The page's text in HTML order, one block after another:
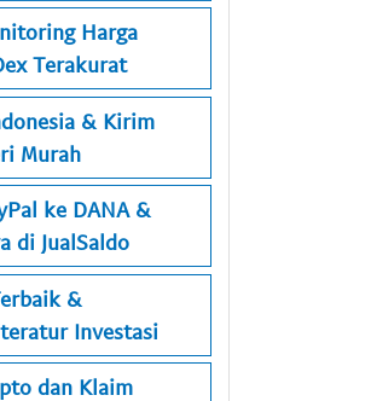
Harga
Terakurat
& Kirim
Murah
ke DANA &
di JualSaldo
&
Investasi
dan Klaim